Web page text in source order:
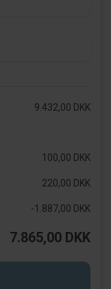
9.432,00 DKK
100,00 DKK
220,00 DKK
-1.887,00 DKK
7.865,00 DKK